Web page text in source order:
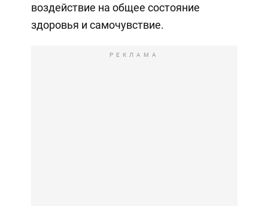
воздействие на общее состояние
здоровья и самочувствие.
РЕКЛАМА